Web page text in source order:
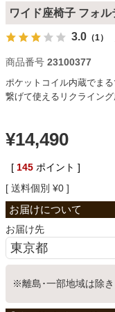
椅子・チェア
食器棚・キッ
ベッド
収納家具
学習机
ホームオフィス
ワイド座椅子 フォル
3.0 （1）
商品番号 23100377
ポケットコイル内蔵でま
繋げて使えるリクライング
¥14,490
[ 145 ポイント ]
送料個別 ¥0
お届け先
※離島･一部地域は除き